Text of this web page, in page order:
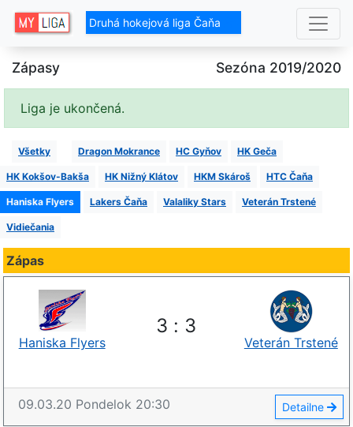
Druhá hokejová liga Čaňa
Zápasy Sezóna 2019/2020
Liga je ukončená.
Všetky Dragon Mokrance HC Gyňov HK Geča
HK Kokšov-Bakša HK Nižný Klátov HKM Skároš HTC Čaňa
Haniska Flyers Lakers Čaňa Valaliky Stars Veterán Trstené
Vidiečania
Zápas
3 : 3
Haniska Flyers Veterán Trstené
09.03.20 Pondelok 20:30 Detailne